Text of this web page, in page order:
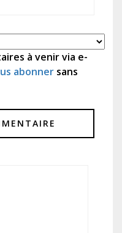
à venir via e-
abonner sans